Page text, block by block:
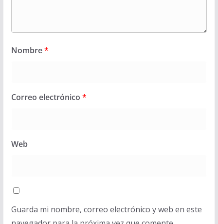
Nombre*
Correo electrónico *
Web
Guarda mi nombre, correo electrónico y web en este